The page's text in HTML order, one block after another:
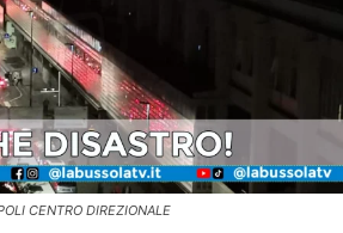
CENTRO DIREZIONALE